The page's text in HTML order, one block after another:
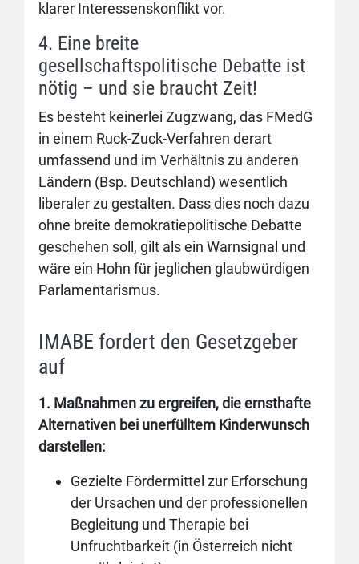
klarer Interessenskonflikt vor.
4. Eine breite
gesellschaftspolitische Debatte ist
nötig – und sie braucht Zeit!
Es besteht keinerlei Zugzwang, das FMedG
in einem Ruck-Zuck-Verfahren derart
umfassend und im Verhältnis zu anderen
Ländern (Bsp. Deutschland) wesentlich
liberaler zu gestalten. Dass dies noch dazu
ohne breite demokratiepolitische Debatte
geschehen soll, gilt als ein Warnsignal und
wäre ein Hohn für jeglichen glaubwürdigen
Parlamentarismus.
IMABE fordert den Gesetzgeber
auf
1. Maßnahmen zu ergreifen, die ernsthafte
Alternativen bei unerfülltem Kinderwunsch
darstellen:
Gezielte Fördermittel zur Erforschung
der Ursachen und der professionellen
Begleitung und Therapie bei
Unfruchtbarkeit (in Österreich nicht